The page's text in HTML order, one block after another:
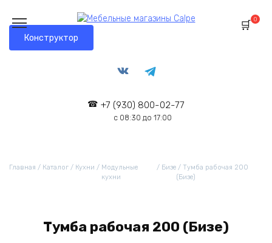
Конструктор
+7 (930) 800-02-77
с 08:30 до 17:00
0
Главная / Каталог / Кухни / Модульные
кухни
/ Бизе / Тумба рабочая 200
(Бизе)
Тумба рабочая 200 (Бизе)